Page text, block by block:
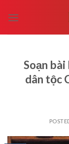
Soạn bài
dân tộc